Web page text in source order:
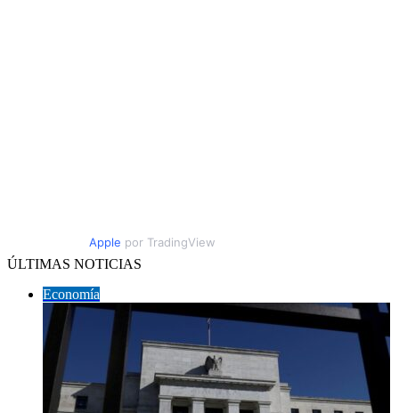
Apple por TradingView
ÚLTIMAS NOTICIAS
Economía